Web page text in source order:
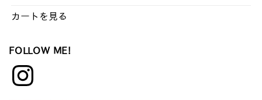
カートを見る
FOLLOW ME!
Instagram